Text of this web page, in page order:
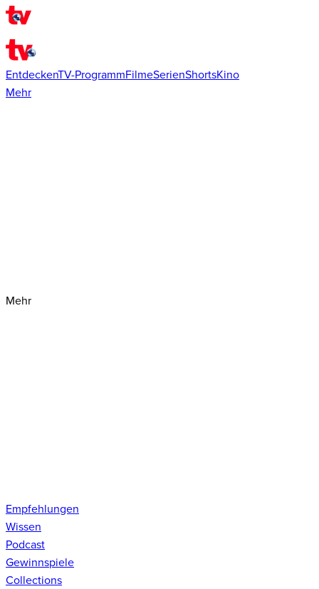
EntdeckenTV-ProgrammFilmeSerienShortsKino
Mehr
Mehr
Empfehlungen
Wissen
Podcast
Gewinnspiele
Collections